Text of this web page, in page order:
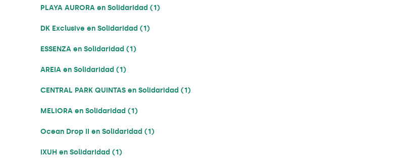
PLAYA AURORA en Solidaridad (1)
DK Exclusive en Solidaridad (1)
ESSENZA en Solidaridad (1)
AREIA en Solidaridad (1)
CENTRAL PARK QUINTAS en Solidaridad (1)
MELIORA en Solidaridad (1)
Ocean Drop II en Solidaridad (1)
IXUH en Solidaridad (1)